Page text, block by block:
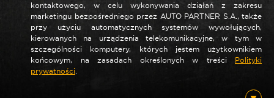
Nazwa *
E-mail*
kontaktowego, w celu wykonywania działań z zakresu
marketingu bezpośredniego przez AUTO PARTNER S.A., także
przy użyciu automatycznych systemów wywołujących,
kierowanych na urządzenia telekomunikacyjne, w tym w
szczególności komputery, których jestem użytkownikiem
końcowym, na zasadach określonych w treści Polityki
prywatności.